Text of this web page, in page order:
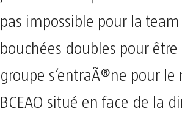
pas impossible pour la
bouchées doubles pour
groupe s’entraÃ®ne pour
BCEAO situé en face de la